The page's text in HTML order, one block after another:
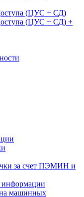
(ЦУС + СД)
(ЦУС + СД) +
за счет ПЭМИН и
информации
машинных